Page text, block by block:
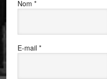
Nom *
E-mail *